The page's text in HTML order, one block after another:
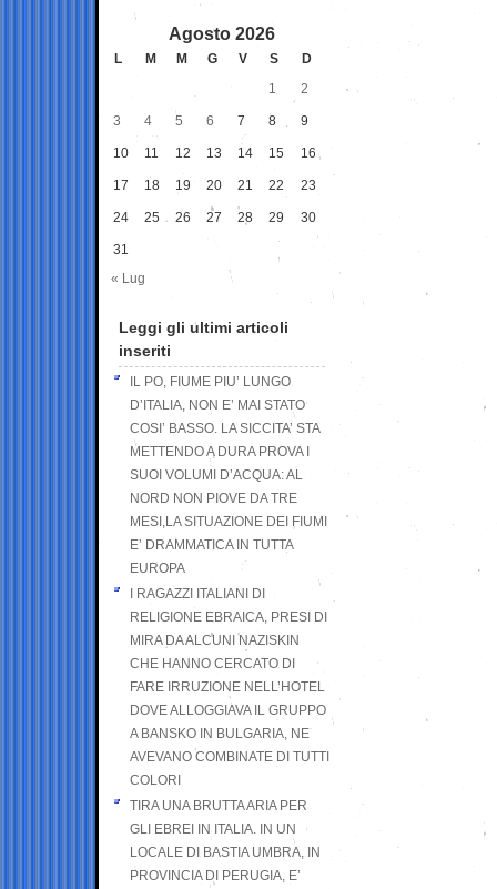
Agosto 2026
L M M G V S
D
1
2
3 4 5 6 7 8 9
10 11 12 13 14 15 16
17 18 19 20 21 22 23
24 25 26 27 28 29 30
31
« Lug
Leggi gli ultimi articoli
inseriti
IL PO, FIUME PIU’ LUNGO
D’ITALIA, NON E’ MAI STATO
COSI’ BASSO. LA SICCITA’ STA
METTENDO A DURA PROVA I
SUOI VOLUMI D’ACQUA: AL
NORD NON PIOVE DA TRE
MESI,LA SITUAZIONE DEI FIUMI
E’ DRAMMATICA IN TUTTA
EUROPA
I RAGAZZI ITALIANI DI
RELIGIONE EBRAICA, PRESI DI
MIRA DA ALCUNI NAZISKIN
CHE HANNO CERCATO DI
FARE IRRUZIONE NELL’HOTEL
DOVE ALLOGGIAVA IL GRUPPO
A BANSKO IN BULGARIA, NE
AVEVANO COMBINATE DI TUTTI
COLORI
TIRA UNA BRUTTA ARIA PER
GLI EBREI IN ITALIA. IN UN
LOCALE DI BASTIA UMBRA, IN
PROVINCIA DI PERUGIA, E’